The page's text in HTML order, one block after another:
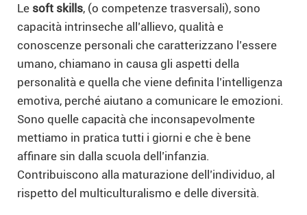
Le soft skills, (o competenze trasversali), sono
capacità intrinseche all’allievo, qualità e
conoscenze personali che caratterizzano l’essere
umano, chiamano in causa gli aspetti della
personalità e quella che viene definita l’intelligenza
emotiva, perché aiutano a comunicare le emozioni.
Sono quelle capacità che inconsapevolmente
mettiamo in pratica tutti i giorni e che è bene
affinare sin dalla scuola dell’infanzia.
Contribuiscono alla maturazione dell’individuo, al
rispetto del multiculturalismo e delle diversità.